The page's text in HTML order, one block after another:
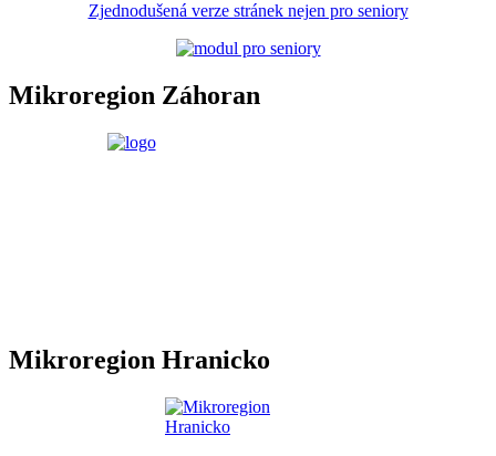
Zjednodušená verze stránek nejen pro seniory
Mikroregion Záhoran
Mikroregion Hranicko